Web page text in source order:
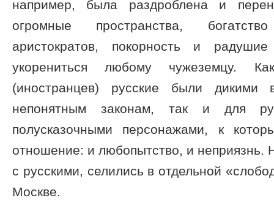
например, была раздроблена и
огромные пространства,
аристократов, покорность и
укорениться любому чужеземцу.
(иностранцев) русские были
непонятным законам, так и для
полусказочными персонажами, к
отношение: и любопытство, и
с русскими, селились в отдельной
Москве.